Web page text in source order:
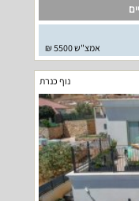
אמצ"ש 5500 ₪
נוף כנרת